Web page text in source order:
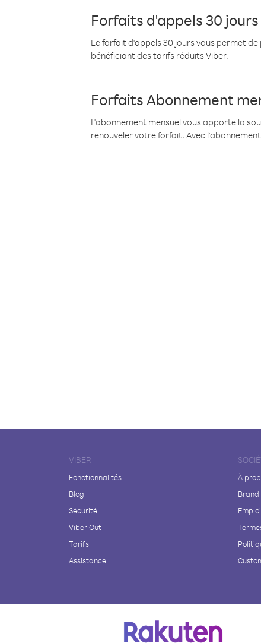
Forfaits d'appels 30 jours
Le forfait d'appels 30 jours vous permet
bénéficiant des tarifs réduits Viber.
Forfaits Abonnement
L'abonnement mensuel vous apporte la
renouveler votre forfait. Avec
VIBER
Fonctionnalités
Blog
Sécurité
Viber Out
Tarifs
Assistance
À
Brand